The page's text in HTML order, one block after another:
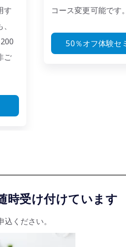
す
ご
コース変更可能です。
50％オフ体験セ
時受け付けています
ください。